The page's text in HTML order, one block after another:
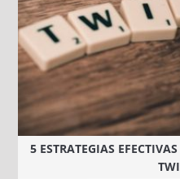
5 ESTRATEGIAS